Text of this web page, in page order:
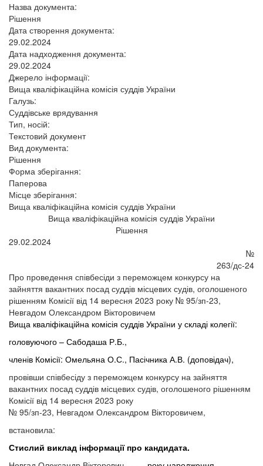
Назва документа:
Рішення
Дата створення документа:
29.02.2024
Дата надходження документа:
29.02.2024
Джерело інформації:
Вища кваліфікаційна комісія суддів України
Галузь:
Суддівське врядування
Тип, носій:
Текстовий документ
Вид документа:
Рішення
Форма зберігання:
Паперова
Місце зберігання:
Вища кваліфікаційна комісія суддів України
Вища кваліфікаційна комісія суддів України
Рішення
29.02.2024
№
263/дс-24
Про проведення співбесіди з переможцем конкурсу на
зайняття вакантних посад суддів місцевих судів, оголошеного
рішенням Комісії від 14 вересня 2023 року № 95/зп-23,
Невгадом Олександром Вікторовичем
Вища кваліфікаційна комісія суддів України у складі колегії:
головуючого – Сабодаша Р.Б.,
членів Комісії: Омельяна О.С., Пасічника А.В. (доповідач),
провівши співбесіду з переможцем конкурсу на зайняття
вакантних посад суддів місцевих судів, оголошеного рішенням
Комісії від 14 вересня 2023 року
№ 95/зп-23, Невгадом Олександром Вікторовичем,
встановила:
Стислий виклад інформації про кандидата.